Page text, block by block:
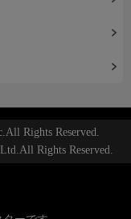
Rights Reserved.
Rights Reserved.